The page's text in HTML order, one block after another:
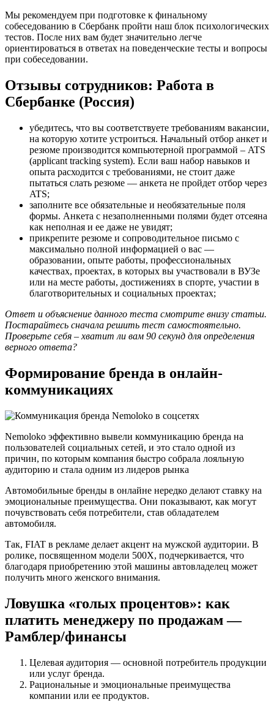
Мы рекомендуем при подготовке к финальному
собеседованию в Сбербанк пройти наш блок психологических
тестов. После них вам будет значительно легче
ориентироваться в ответах на поведенческие тесты и вопросы
при собеседовании.
Отзывы сотрудников: Работа в
Сбербанке (Россия)
убедитесь, что вы соответствуете требованиям вакансии,
на которую хотите устроиться. Начальный отбор анкет и
резюме производится компьютерной программой – ATS
(applicant tracking system). Если ваш набор навыков и
опыта расходится с требованиями, не стоит даже
пытаться слать резюме — анкета не пройдет отбор через
ATS;
заполните все обязательные и необязательные поля
формы. Анкета с незаполненными полями будет отсеяна
как неполная и ее даже не увидят;
прикрепите резюме и сопроводительное письмо с
максимально полной информацией о вас —
образовании, опыте работы, профессиональных
качествах, проектах, в которых вы участвовали в ВУЗе
или на месте работы, достижениях в спорте, участии в
благотворительных и социальных проектах;
Ответ и объяснение данного теста смотрите внизу статьи.
Постарайтесь сначала решить тест самостоятельно.
Проверьте себя – хватит ли вам 90 секунд для определения
верного ответа?
Формирование бренда в онлайн-
коммуникациях
Nemoloko эффективно вывели коммуникацию бренда на
пользователей социальных сетей, и это стало одной из
причин, по которым компания быстро собрала лояльную
аудиторию и стала одним из лидеров рынка
Автомобильные бренды в онлайне нередко делают ставку на
эмоциональные преимущества. Они показывают, как могут
почувствовать себя потребители, став обладателем
автомобиля.
Так, FIAT в рекламе делает акцент на мужской аудитории. В
ролике, посвященном модели 500X, подчеркивается, что
благодаря приобретению этой машины автовладелец может
получить много женского внимания.
Ловушка «голых процентов»: как
платить менеджеру по продажам —
Рамблер/финансы
Целевая аудитория — основной потребитель продукции
или услуг бренда.
Рациональные и эмоциональные преимущества
компании или ее продуктов.